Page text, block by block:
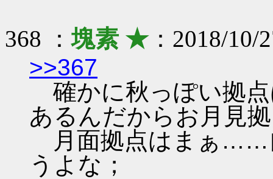
368 ：塊素 ★：2018/10/
>>367
確かに秋っぽい拠
あるんだからお月見
月面拠点はまぁ……
うよな；